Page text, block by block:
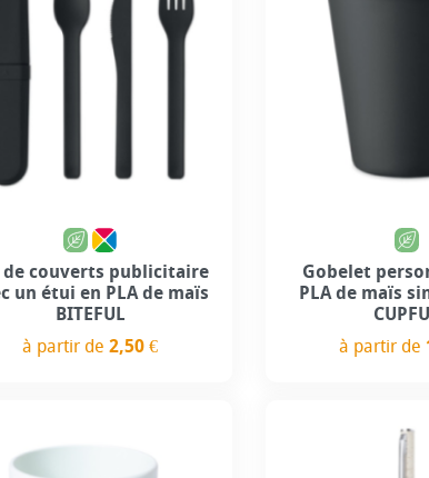
de couverts publicitaire
un étui en PLA de maïs
BITEFUL
à partir de2,50 €
Gobelet
PLA de maïs
à partir de